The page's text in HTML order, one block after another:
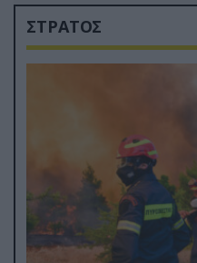
ΣΤΡΑΤΟΣ